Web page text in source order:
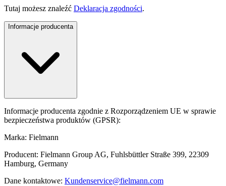
Tutaj możesz znaleźć Deklaracja zgodności.
Informacje producenta
Informacje producenta zgodnie z Rozporządzeniem UE w sprawie
bezpieczeństwa produktów (GPSR):
Marka: Fielmann
Producent: Fielmann Group AG, Fuhlsbüttler Straße 399, 22309
Hamburg, Germany
Dane kontaktowe: Kundenservice@fielmann.com